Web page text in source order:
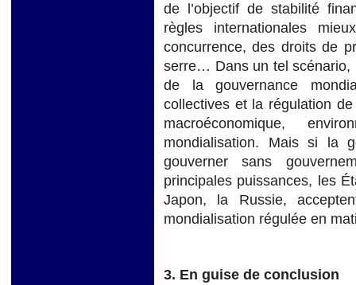
de l’objectif de stabilité
règles internationales
concurrence, des droits de
serre… Dans un tel scénario,
de la gouvernance
collectives et la régulation
macroéconomique,
mondialisation. Mais si la
gouverner sans
principales puissances, les
Japon, la Russie,
mondialisation régulée en
3. En guise de conclusion